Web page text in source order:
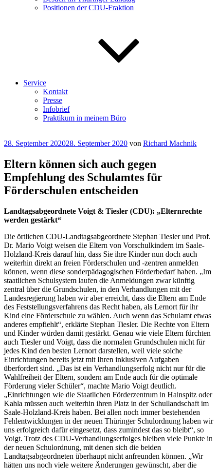
Positionen der CDU-Fraktion
Service
Kontakt
Presse
Infobrief
Praktikum in meinem Büro
Veröffentlicht
28. September 202028. September 2020 von Richard Machnik
Eltern können sich auch gegen
Empfehlung des Schulamtes für
Förderschulen entscheiden
Landtagsabgeordnete Voigt & Tiesler (CDU): „Elternrechte
werden gestärkt“
Die örtlichen CDU-Landtagsabgeordnete Stephan Tiesler und Prof.
Dr. Mario Voigt weisen die Eltern von Vorschulkindern im Saale-
Holzland-Kreis darauf hin, dass Sie ihre Kinder nun doch auch
weiterhin direkt an freien Förderschulen und -zentren anmelden
können, wenn diese sonderpädagogischen Förderbedarf haben. „Im
staatlichen Schulsystem laufen die Anmeldungen zwar künftig
zentral über die Grundschulen, in den Verhandlungen mit der
Landesregierung haben wir aber erreicht, dass die Eltern am Ende
des Feststellungsverfahrens das Recht haben, als Lernort für ihr
Kind eine Förderschule zu wählen. Auch wenn das Schulamt etwas
anderes empfiehlt“, erklärte Stephan Tiesler. Die Rechte von Eltern
und Kinder würden damit gestärkt. Genau wie viele Eltern fürchten
auch Tiesler und Voigt, dass die normalen Grundschulen nicht für
jedes Kind den besten Lernort darstellen, weil viele solche
Einrichtungen bereits jetzt mit Ihren inklusiven Aufgaben
überfordert sind. „Das ist ein Verhandlungserfolg nicht nur für die
Wahlfreiheit der Eltern, sondern am Ende auch für die optimale
Förderung vieler Schüler“, machte Mario Voigt deutlich.
„Einrichtungen wie die Staatlichen Förderzentrum in Hainspitz oder
Kahla müssen auch weiterhin ihren Platz in der Schullandschaft im
Saale-Holzland-Kreis haben. Bei allen noch immer bestehenden
Fehlentwicklungen in der neuen Thüringer Schulordnung haben wir
uns erfolgreich dafür eingesetzt, dass zumindest das so bleibt“, so
Voigt. Trotz des CDU-Verhandlungserfolges bleiben viele Punkte in
der neuen Schulordnung, mit denen sich die beiden
Landtagsabgeordneten überhaupt nicht anfreunden können. „Wir
hätten uns noch viele weitere Änderungen gewünscht, aber die